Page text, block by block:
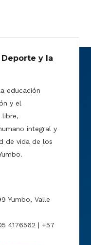
y la
educación
y el
libre,
integral y
de vida de los
Yumbo, Valle
4176562 | +57